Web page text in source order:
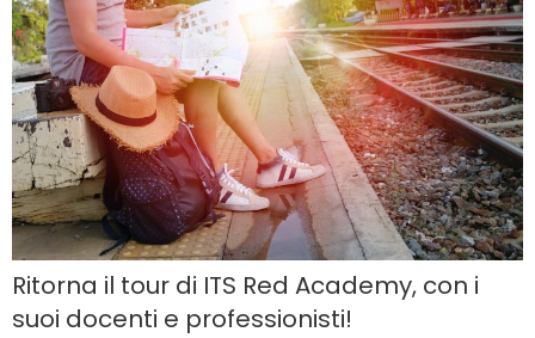
Ritorna il tour di ITS Red Academy, con i
suoi docenti e professionisti!